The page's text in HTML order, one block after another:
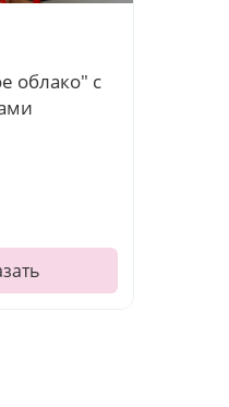
облако" с